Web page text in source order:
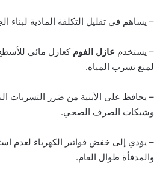
– يساهم في تقليل التكلفة المادية لبناء
– يستخدم عازل الفوم كعازل مائي
لمنع تسرب المياه.
– يحافظ على الأبنية من ضرر التسربات
وشبكات الصرف الصحي.
– يؤدي إلى خفض فواتير الكهرباء لعدم
والمدفأة طوال العام.